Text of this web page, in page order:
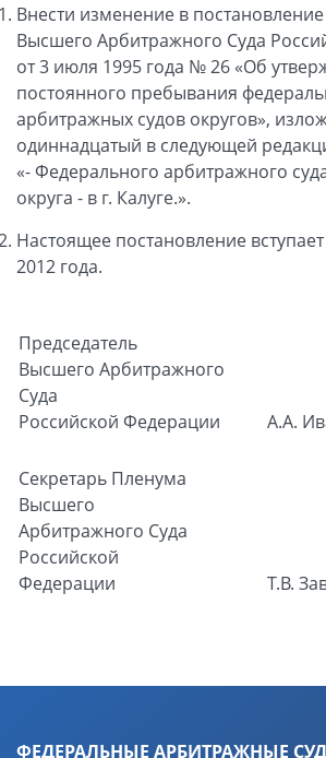
Внести изменение в
Высшего Арбитражного Суда
от 3 июля 1995 года № 26 «Об
постоянного пребывания
арбитражных судов округов»,
одиннадцатый в следующей
«- Федерального арбитражного
округа - в г. Калуге.».
Настоящее постановление
2012 года.
Председатель
Высшего Арбитражного
Суда
Российской Федерации
А.А.
Секретарь Пленума
Высшего
Арбитражного Суда
Российской
Федерации
Т.В.
ФЕДЕРАЛЬНЫЕ АРБИТРАЖНЫЕ